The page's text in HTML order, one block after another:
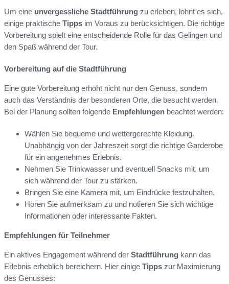
Um eine unvergessliche Stadtführung zu erleben, lohnt es sich,
einige praktische Tipps im Voraus zu berücksichtigen. Die richtige
Vorbereitung spielt eine entscheidende Rolle für das Gelingen und
den Spaß während der Tour.
Vorbereitung auf die Stadtführung
Eine gute Vorbereitung erhöht nicht nur den Genuss, sondern
auch das Verständnis der besonderen Orte, die besucht werden.
Bei der Planung sollten folgende Empfehlungen beachtet werden:
Wählen Sie bequeme und wettergerechte Kleidung.
Unabhängig von der Jahreszeit sorgt die richtige Garderobe
für ein angenehmes Erlebnis.
Nehmen Sie Trinkwasser und eventuell Snacks mit, um
sich während der Tour zu stärken.
Bringen Sie eine Kamera mit, um Eindrücke festzuhalten.
Hören Sie aufmerksam zu und notieren Sie sich wichtige
Informationen oder interessante Fakten.
Empfehlungen für Teilnehmer
Ein aktives Engagement während der Stadtführung kann das
Erlebnis erheblich bereichern. Hier einige Tipps zur Maximierung
des Genusses: